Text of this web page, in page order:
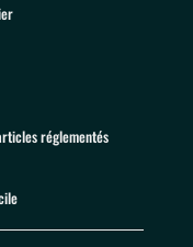
réglementés